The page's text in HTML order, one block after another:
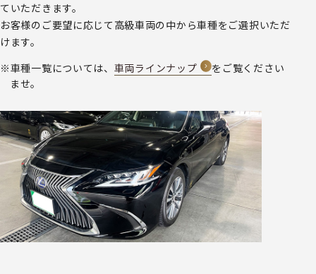
ていただきます。
お客様のご要望に応じて高級車両の中から車種をご選択いただ
けます。
車種一覧については、 車両ラインナップ
をご覧ください
ませ。